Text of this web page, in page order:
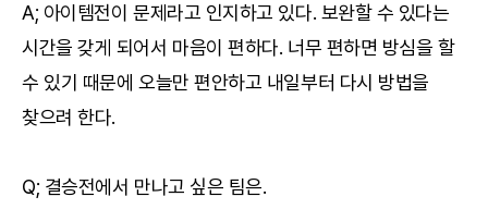
A; 아이템전이 문제라고 인지하고 있다. 보완할 수 있다는
시간을 갖게 되어서 마음이 편하다. 너무 편하면 방심을 할
수 있기 때문에 오늘만 편안하고 내일부터 다시 방법을
찾으려 한다.
Q; 결승전에서 만나고 싶은 팀은.